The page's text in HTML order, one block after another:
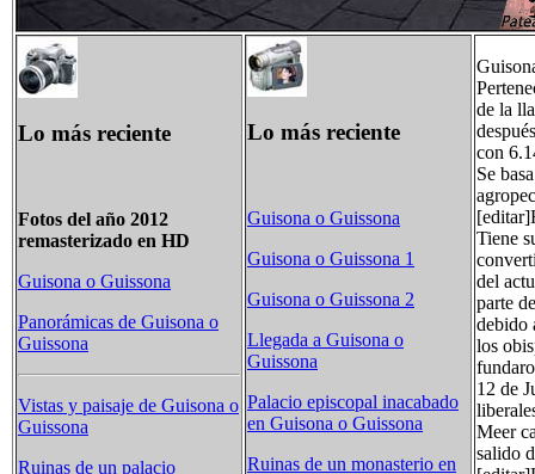
Lo más reciente
Fotos del año 2012
remasterizado en HD
Guisona o Guissona
Panorámicas de Guisona o
Guissona
Vistas y paisaje de Guisona o
Guissona
Ruinas de un palacio
Lo más reciente
Guisona o Guissona
Guisona o Guissona 1
Guisona o Guissona 2
Llegada a Guisona o
Guissona
Palacio episcopal inacabado
en Guisona o Guissona
Ruinas de un monasterio en
de la
con
Se
Tiene
del
parte
debido
los
12 de
Meer
salido